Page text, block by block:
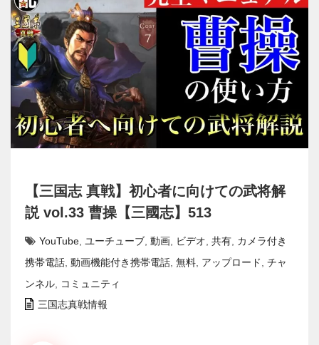
【三国志 真戦】初心者に向けての武将解
説 vol.33 曹操【三國志】513
YouTube ユーチューブ 動画 ビデオ 共有 カメラ付き
携帯電話 動画機能付き携帯電話 無料 アップロード
チャ
ンネル
コミュニティ
三国志真戦情報